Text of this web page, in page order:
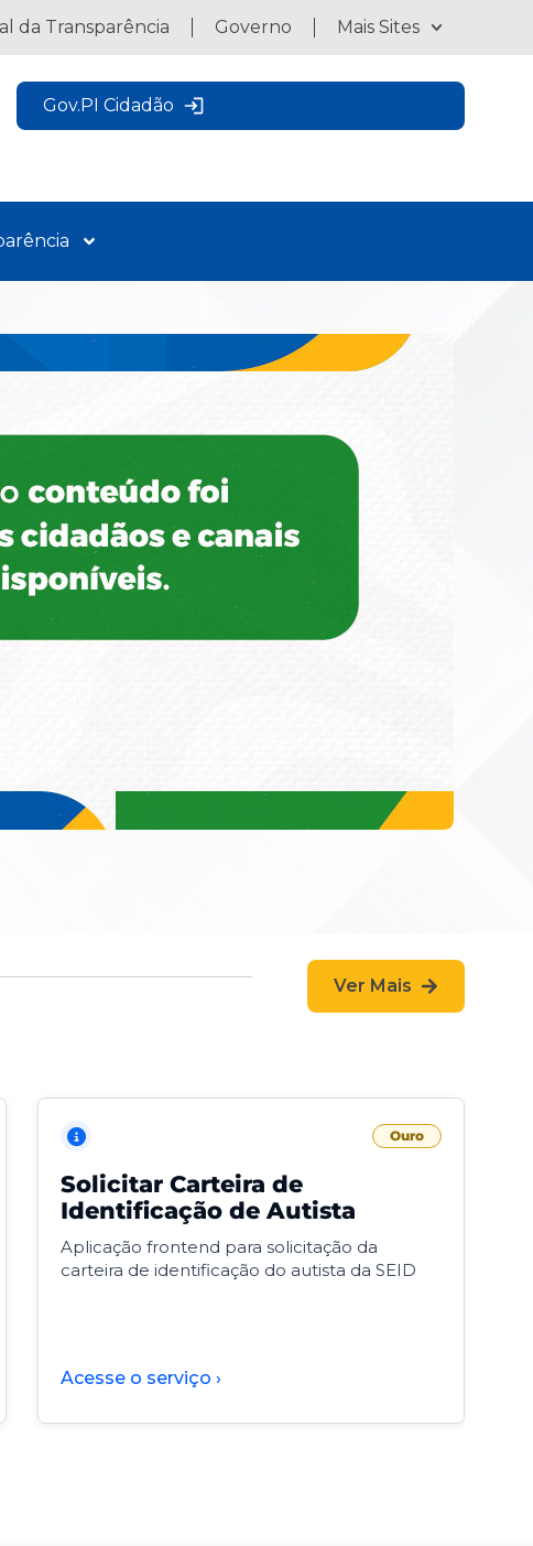
da Transparência Governo Mais Sites
Gov.PI Cidadão
Ver Mais
Ouro
Solicitar Carteira de
Identificação de Autista
Aplicação frontend para solicitação da
carteira de identificação do autista da SEID
Acesse o serviço ›